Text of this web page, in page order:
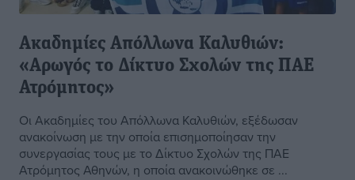
Ακαδημίες Απόλλωνα Καλυθιών:
«Αρωγός το Δίκτυο Σχολών της ΠΑΕ
Ατρόμητος»
Οι Ακαδημίες του Απόλλωνα Καλυθιών, εξέδωσαν
ανακοίνωση με την οποία επισημοποίησαν την
συνεργασίας τους με το Δίκτυο Σχολών της ΠΑΕ
Ατρόμητος Αθηνών, η οποία ανακοινώθηκε σε ...